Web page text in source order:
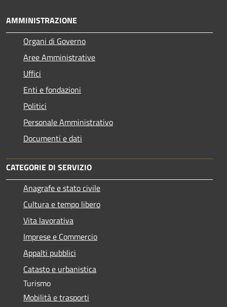
AMMINISTRAZIONE
Organi di Governo
Aree Amministrative
Uffici
Enti e fondazioni
Politici
Personale Amministrativo
Documenti e dati
CATEGORIE DI SERVIZIO
Anagrafe e stato civile
Cultura e tempo libero
Vita lavorativa
Imprese e Commercio
Appalti pubblici
Catasto e urbanistica
Turismo
Mobilità e trasporti